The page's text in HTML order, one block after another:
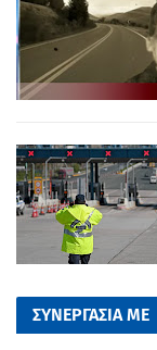
ΣΥΝΕΡΓΑΣΙΑ ΜΕ